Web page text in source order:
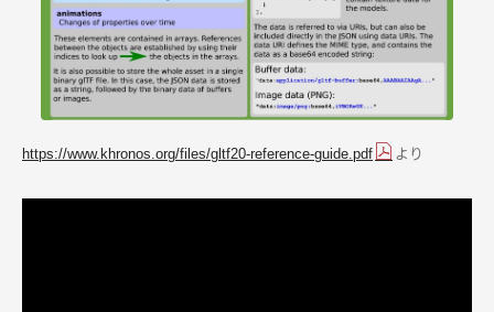
https://www.khronos.org/files/gltf20-reference-guide.pdf より